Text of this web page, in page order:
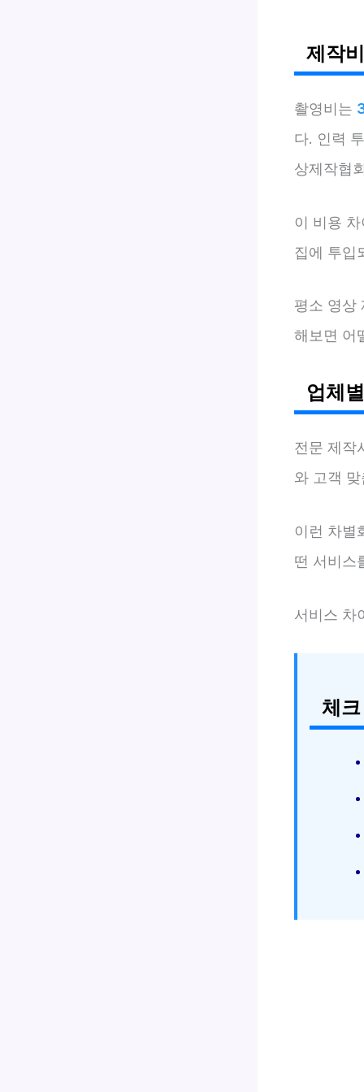
제작
촬영비는
다. 인력
상제작협
이 비용
집에 투입
평소 영상
해보면 어
업체
전문 제작
와 고객
이런 차별
떤 서비스
서비스 차
체